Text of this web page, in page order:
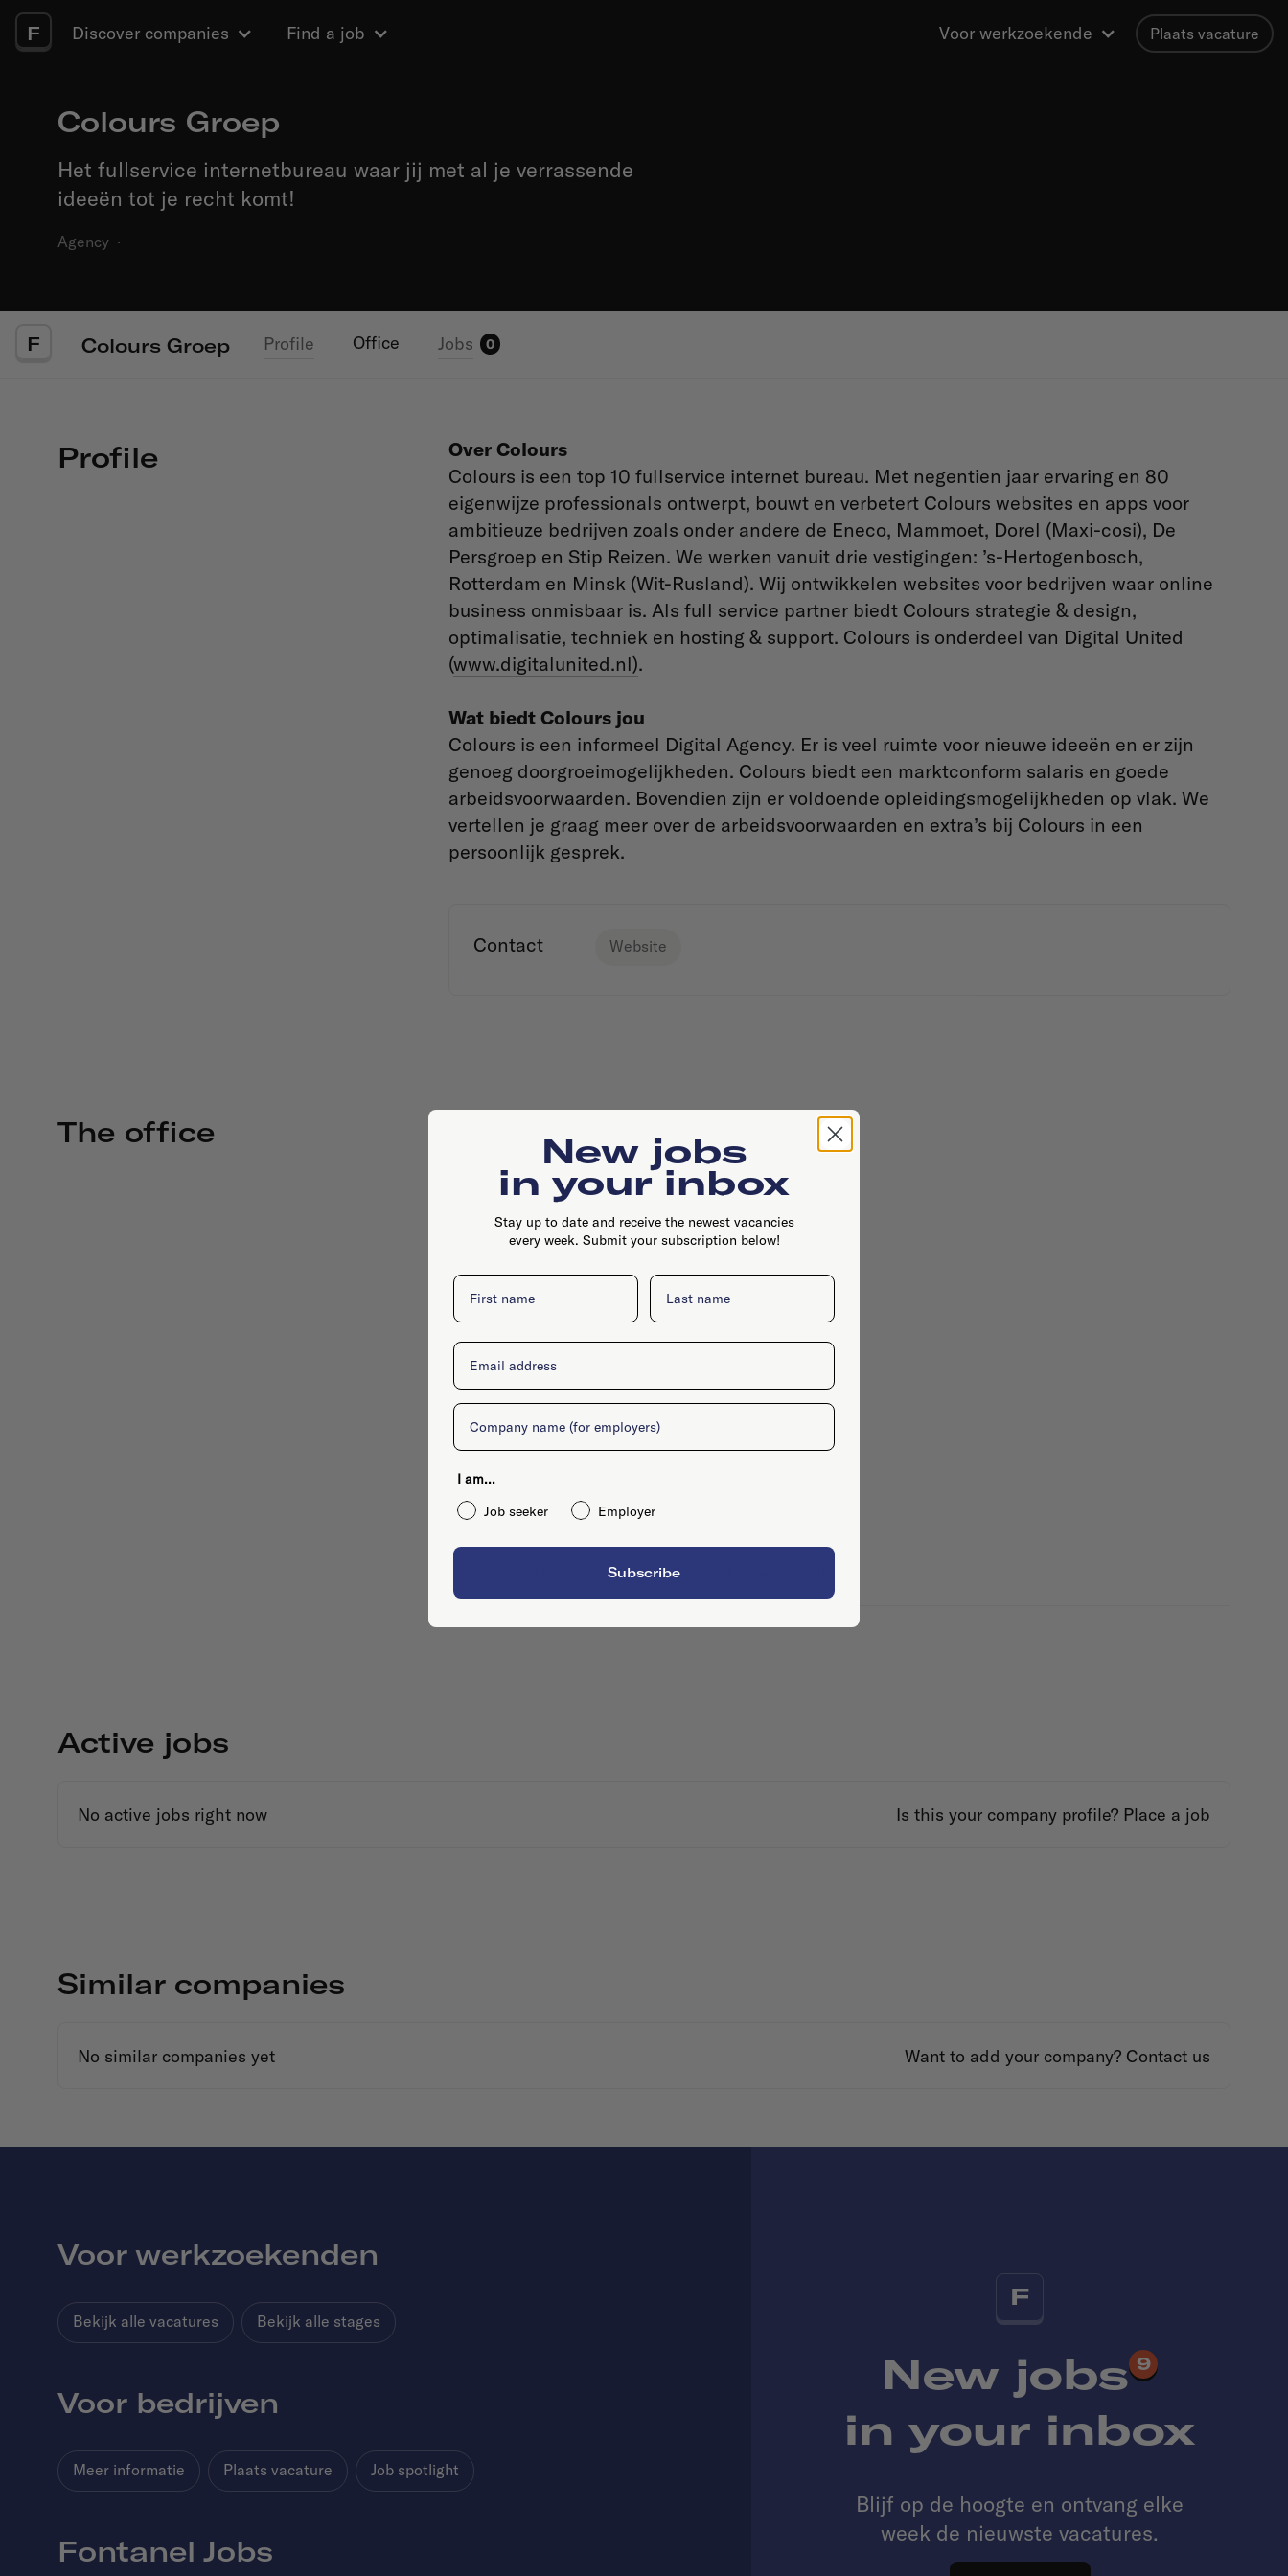
F Discover companies Find a job Voor werkzoekende Plaats vacature
Colours Groep
Het fullservice internetbureau waar jij met al je verrassende
ideeën tot je recht komt!
Agency ·
F Colours Groep Profile Office Jobs 0
Profile
Over Colours
Colours is een top 10 fullservice internet bureau. Met negentien jaar ervaring en 80
eigenwijze professionals ontwerpt, bouwt en verbetert Colours websites en apps voor
ambitieuze bedrijven zoals onder andere de Eneco, Mammoet, Dorel (Maxi-cosi), De
Persgroep en Stip Reizen. We werken vanuit drie vestigingen: ’s-Hertogenbosch,
Rotterdam en Minsk (Wit-Rusland). Wij ontwikkelen websites voor bedrijven waar online
business onmisbaar is. Als full service partner biedt Colours strategie & design,
optimalisatie, techniek en hosting & support. Colours is onderdeel van Digital United
(www.digitalunited.nl).
Wat biedt Colours jou
Colours is een informeel Digital Agency. Er is veel ruimte voor nieuwe ideeën en er zijn
genoeg doorgroeimogelijkheden. Colours biedt een marktconform salaris en goede
arbeidsvoorwaarden. Bovendien zijn er voldoende opleidingsmogelijkheden op vlak. We
vertellen je graag meer over de arbeidsvoorwaarden en extra’s bij Colours in een
persoonlijk gesprek.
Contact Website
The office
Prins Bernhardstraat 14, 5211 HE, Den Bosch
Active jobs
No active jobs right now Is this your company profile? Place a job
Similar companies
No similar companies yet Want to add your company? Contact us
F
New jobs 9
in your inbox
Blijf op de hoogte en ontvang elke
week de nieuwste vacatures.
Voor werkzoekenden
Bekijk alle vacatures Bekijk alle stages
Voor bedrijven
Meer informatie Plaats vacature Job spotlight
Fontanel Jobs
New jobs
in your inbox
Stay up to date and receive the newest vacancies
every week. Submit your subscription below!
First name Last name
Email
Company
I am...
Job seeker
Employer
Subscribe